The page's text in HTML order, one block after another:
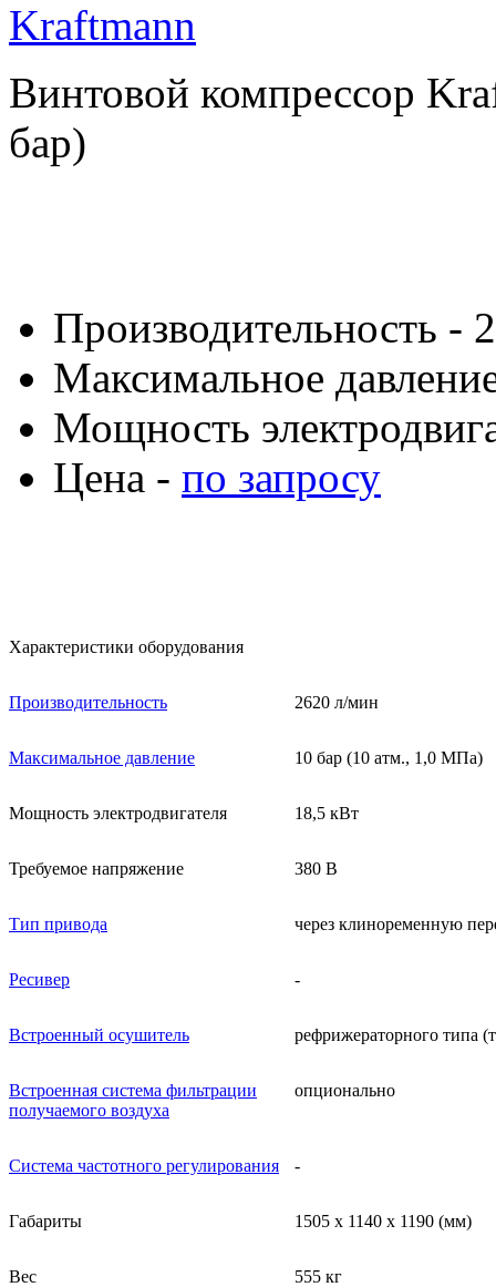
Kraftmann
Винтовой компрессор
бар)
Производительность -
Максимальное
Мощность
Цена - по запросу
Характеристики оборудования
Производительность 2620 л/мин
Максимальное давление 10 бар (10 атм., 1,0 МПа)
Мощность электродвигателя 18,5 кВт
Требуемое напряжение 380 В
Тип привода через клиноременную
Ресивер -
Встроенный осушитель рефрижераторного типа
Встроенная система фильтрации
получаемого воздуха
опционально
Система частотного регулирования -
Габариты 1505 x 1140 x 1190 (мм)
Вес 555 кг